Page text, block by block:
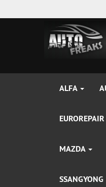
ALFA
EUROREPAIR
MAZDA
SSANGYONG